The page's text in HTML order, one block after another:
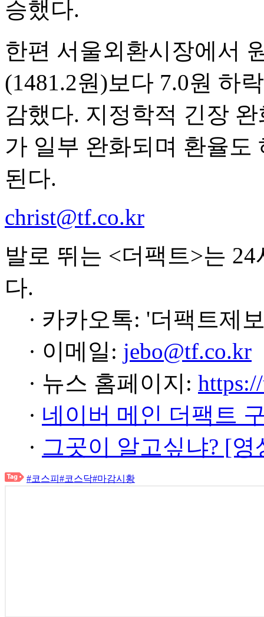
승했다.
한편 서울외환시장에서
(1481.2원)보다 7.0원 하
감했다. 지정학적 긴장
가 일부 완화되며 환율도
된다.
christ@tf.co.kr
발로 뛰는 <더팩트>는
다.
· 카카오톡: '더팩트제
· 이메일: jebo@tf.co.kr
· 뉴스 홈페이지:
· 네이버 메인 더팩트
· 그곳이 알고싶냐? [
#코스피 #코스닥#마감시황